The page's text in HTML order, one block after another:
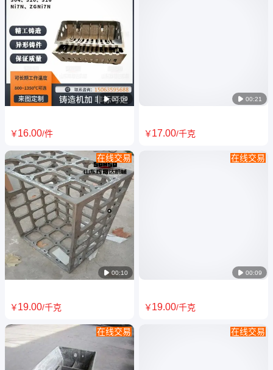
皮热强钢 ZG3Cr25Ni20Si2不锈
钢铸件
 00:09
铝厂用ZG40Cr25Ni20Si2耐热
钢抓斗 耐腐蚀不开裂耐高温
1200度
￥16.00/件
 00:10
在线交易
￥19.00/千克
在线交易
 00:21
￥17.00/千克
 00:09
在线交易
￥19.00/千克
在线交易